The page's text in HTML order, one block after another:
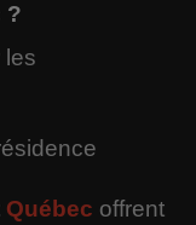
?
les
Québec offrent